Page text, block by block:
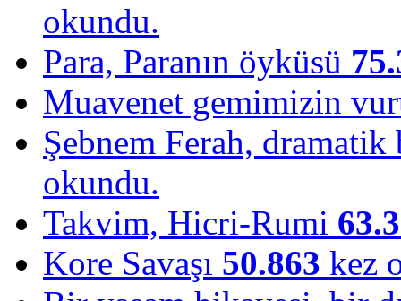
okundu.
Para, Paranın öyküsü
Muavenet gemimizin
Şebnem Ferah,
okundu.
Takvim, Hicri-Rumi
Kore Savaşı 50.863 kez